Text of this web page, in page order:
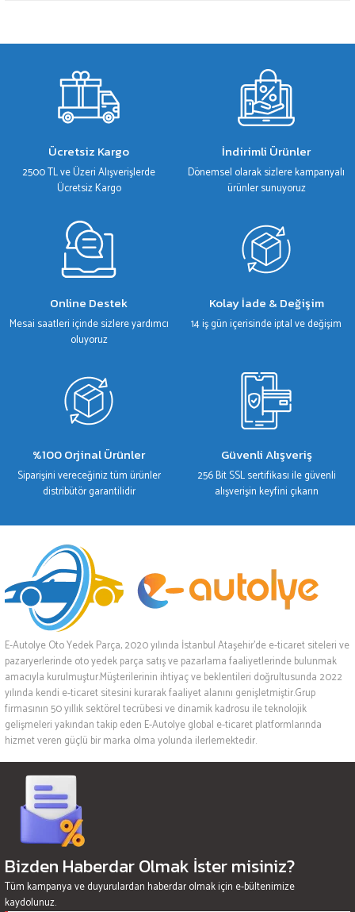
gördüğünüz noktaları öneri formunu kullanarak tarafımıza iletebilirsiniz.
Ürün resmi kalitesiz, bozuk veya görüntülenemiyor.
Ürün açıklamasında eksik bilgiler bulunuyor.
Ürün fiyatı diğer sitelerden daha pahalı.
Bu ürüne benzer farklı alternatifler olmalı.
Ücretsiz Kargo
2500 TL ve Üzeri Alışverişlerde
Ücretsiz Kargo
İndirimli Ürünler
Dönemsel olarak sizlere kampanyalı
ürünler sunuyoruz
Online Destek
Mesai saatleri içinde sizlere yardımcı
oluyoruz
Kolay İade & Değişim
14 iş gün içerisinde iptal ve değişim
%100 Orjinal Ürünler
Siparişini vereceğiniz tüm ürünler
distribütör garantilidir
Güvenli Alışveriş
256 Bit SSL sertifikası ile güvenli
alışverişin keyfini çıkarın
E-Autolye Oto Yedek Parça, 2020 yılında İstanbul Ataşehir’de e-ticaret siteleri ve
pazaryerlerinde oto yedek parça satış ve pazarlama faaliyetlerinde bulunmak
amacıyla kurulmuştur.Müşterilerinin ihtiyaç ve beklentileri doğrultusunda 2022
yılında kendi e-ticaret sitesini kurarak faaliyet alanını genişletmiştir.Grup
firmasının 50 yıllık sektörel tecrübesi ve dinamik kadrosu ile teknolojik
gelişmeleri yakından takip eden E-Autolye global e-ticaret platformlarında
hizmet veren güçlü bir marka olma yolunda ilerlemektedir.
Bizden Haberdar Olmak İster misiniz?
Tüm kampanya ve duyurulardan haberdar olmak için e-bültenimize
kaydolunuz.